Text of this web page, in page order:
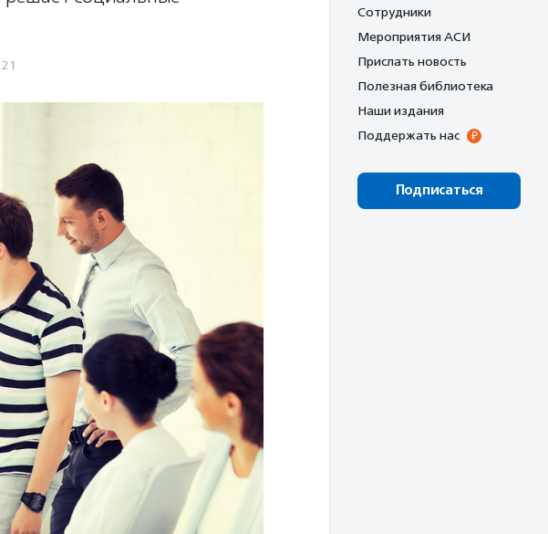
Сотрудники
Мероприятия АСИ
Прислать новость
Полезная библиотека
Наши издания
Поддержать нас
Подписаться